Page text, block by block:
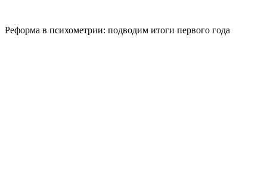
Реформа в психометрии: подводим итоги первого года